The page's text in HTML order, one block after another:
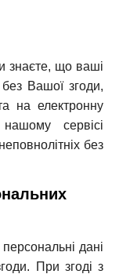
знаєте, що ваші
Вашої згоди,
на електронну
сервісі
без
дані
При згоді з